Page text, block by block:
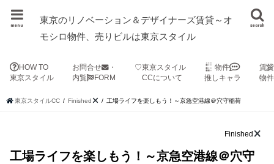
東京のリノベーション＆デザイナーズ賃貸～オ
モシロ物件、売りビルは東京スタイル
search
menu
HOW TO
東京スタイル
お問合せ
・
内覧
FORM
♡東京スタイル
CCについて
物件
推しキャラ
賃
物
東京スタイルCC Finished 工場ライフを楽しもう！～京急空港線＠穴守稲荷
Finished
工場ライフを楽しもう！～京急空港線＠穴守